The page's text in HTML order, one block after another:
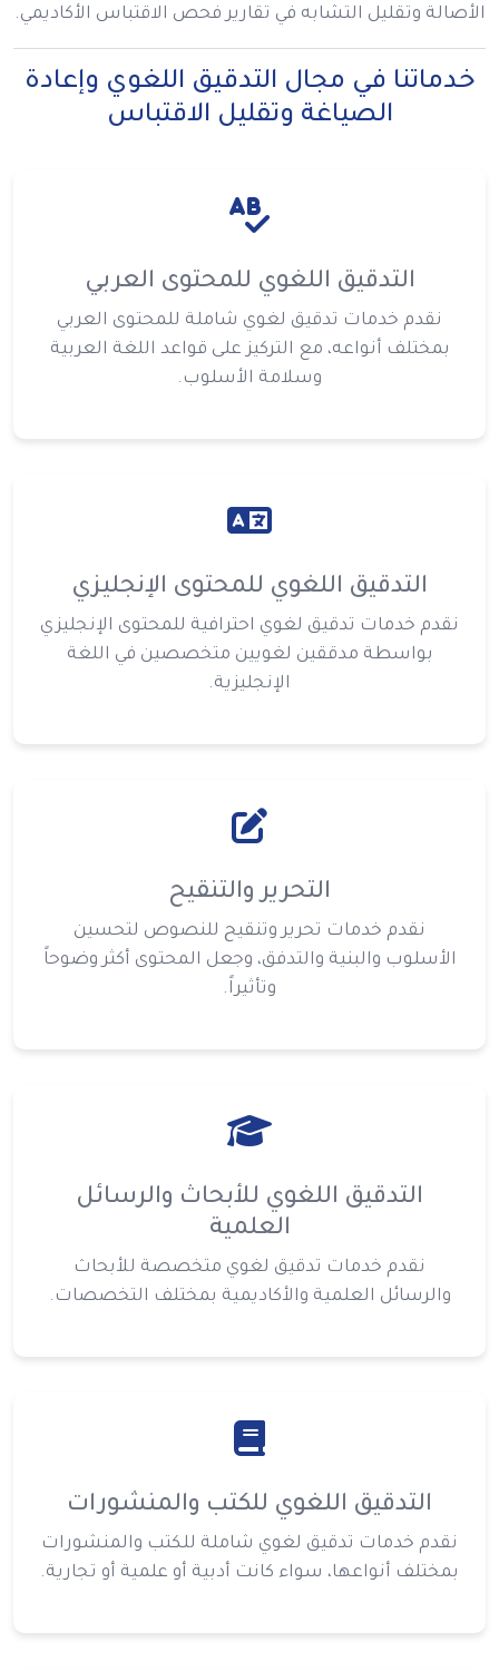
الأصالة وتقليل التشابه في تقارير فحص الاقتباس الأكاديمي.
خدماتنا في مجال التدقيق اللغوي وإعادة
الصياغة وتقليل الاقتباس
التدقيق اللغوي للمحتوى العربي
نقدم خدمات تدقيق لغوي شاملة للمحتوى العربي
بمختلف أنواعه، مع التركيز على قواعد اللغة العربية
وسلامة الأسلوب.
التدقيق اللغوي للمحتوى الإنجليزي
نقدم خدمات تدقيق لغوي احترافية للمحتوى الإنجليزي
بواسطة مدققين لغويين متخصصين في اللغة
الإنجليزية.
التحرير والتنقيح
نقدم خدمات تحرير وتنقيح للنصوص لتحسين
الأسلوب والبنية والتدفق، وجعل المحتوى أكثر وضوحاً
وتأثيراً.
التدقيق اللغوي للأبحاث والرسائل
العلمية
نقدم خدمات تدقيق لغوي متخصصة للأبحاث
والرسائل العلمية والأكاديمية بمختلف التخصصات.
التدقيق اللغوي للكتب والمنشورات
نقدم خدمات تدقيق لغوي شاملة للكتب والمنشورات
بمختلف أنواعها، سواء كانت أدبية أو علمية أو تجارية.